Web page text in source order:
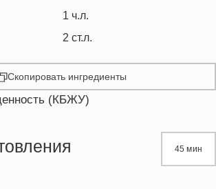
1 ч.л.
2 ст.л.
Скопировать ингредиенты
(КБЖУ)
45 мин